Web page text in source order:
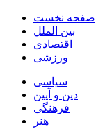
صفحه نخست
بین الملل
اقتصادی
ورزشی
سیاسی
دین و آیین
فرهنگی
هنر